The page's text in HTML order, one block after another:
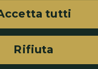
è un sito di GBO
Rifiuta
tutti